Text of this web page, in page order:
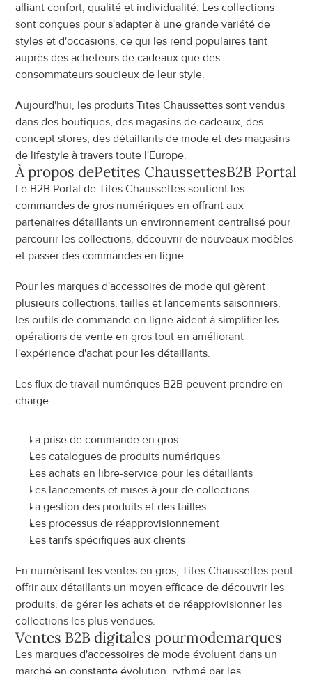
alliant confort, qualité et individualité. Les collections
sont conçues pour s'adapter à une grande variété de
styles et d'occasions, ce qui les rend populaires tant
auprès des acheteurs de cadeaux que des
consommateurs soucieux de leur style.
Aujourd'hui, les produits Tites Chaussettes sont vendus
dans des boutiques, des magasins de cadeaux, des
concept stores, des détaillants de mode et des magasins
de lifestyle à travers toute l'Europe.
À propos dePetites ChaussettesB2B Portal
Le B2B Portal de Tites Chaussettes soutient les
commandes de gros numériques en offrant aux
partenaires détaillants un environnement centralisé pour
parcourir les collections, découvrir de nouveaux modèles
et passer des commandes en ligne.
Pour les marques d'accessoires de mode qui gèrent
plusieurs collections, tailles et lancements saisonniers,
les outils de commande en ligne aident à simplifier les
opérations de vente en gros tout en améliorant
l'expérience d'achat pour les détaillants.
Les flux de travail numériques B2B peuvent prendre en
charge :
La prise de commande en gros
Les catalogues de produits numériques
Les achats en libre-service pour les détaillants
Les lancements et mises à jour de collections
La gestion des produits et des tailles
Les processus de réapprovisionnement
Les tarifs spécifiques aux clients
En numérisant les ventes en gros, Tites Chaussettes peut
offrir aux détaillants un moyen efficace de découvrir les
produits, de gérer les achats et de réapprovisionner les
collections les plus vendues.
Ventes B2B digitales pourmodemarques
Les marques d'accessoires de mode évoluent dans un
marché en constante évolution, rythmé par les